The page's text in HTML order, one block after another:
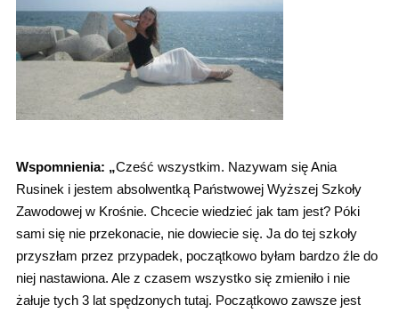
Wspomnienia: „Cześć wszystkim. Nazywam się Ania
Rusinek i jestem absolwentką Państwowej Wyższej Szkoły
Zawodowej w Krośnie. Chcecie wiedzieć jak tam jest? Póki
sami się nie przekonacie, nie dowiecie się. Ja do tej szkoły
przyszłam przez przypadek, początkowo byłam bardzo źle do
niej nastawiona. Ale z czasem wszystko się zmieniło i nie
żałuje tych 3 lat spędzonych tutaj. Początkowo zawsze jest